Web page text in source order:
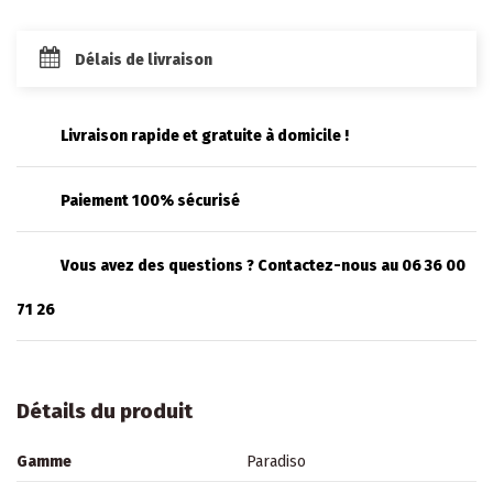
Délais de livraison
Livraison rapide et gratuite à domicile !
Paiement 100% sécurisé
Vous avez des questions ? Contactez-nous au 06 36 00
71 26
Détails du produit
Gamme Paradiso